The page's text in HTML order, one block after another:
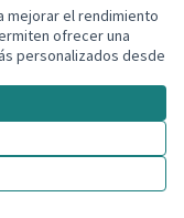
mejorar el rendimiento
ofrecer una
personalizados desde